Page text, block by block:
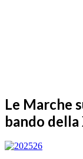
Le Marche
bando della